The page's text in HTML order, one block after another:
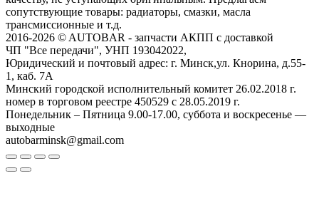
сопутствующие товары: радиаторы, смазки, масла
трансмиссионные и т.д.
2016-2026 © AUTOBAR - запчасти АКПП с доставкой
ЧП "Все передачи", УНП 193042022,
Юридический и почтовый адрес: г. Минск,ул. Кнорина, д.55-
1, каб. 7А
Минский городской исполнительный комитет 26.02.2018 г.
номер в торговом реестре 450529 с 28.05.2019 г.
Понедельник – Пятница 9.00-17.00, суббота и воскресенье —
выходные
autobarminsk@gmail.com